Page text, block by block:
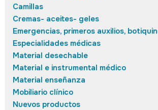
Camillas
Cremas- aceites- geles
Emergencias, primeros auxilios,
Especialidades médicas
Material desechable
Material e instrumental médico
Material enseñanza
Mobiliario clínico
Nuevos productos